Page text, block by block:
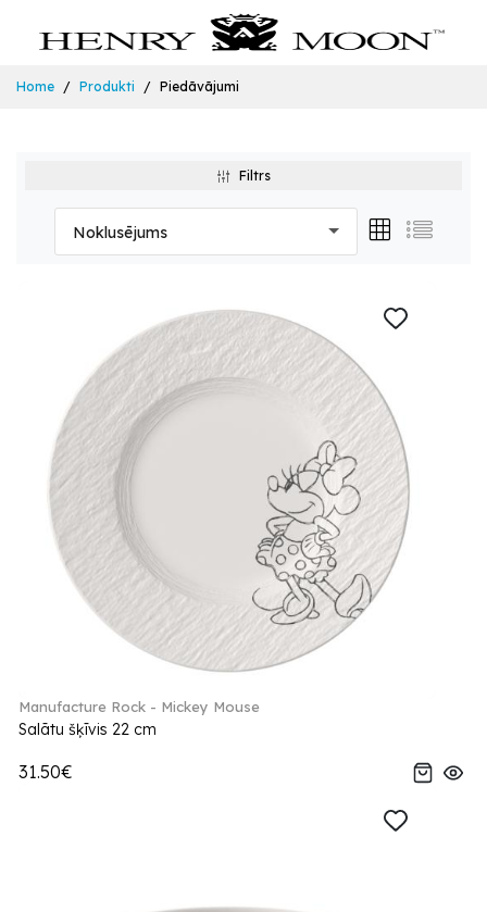
Home Produkti Piedāvājumi
Filtrs
Manufacture Rock - Mickey Mouse
Salātu šķīvis 22 cm
31.50€